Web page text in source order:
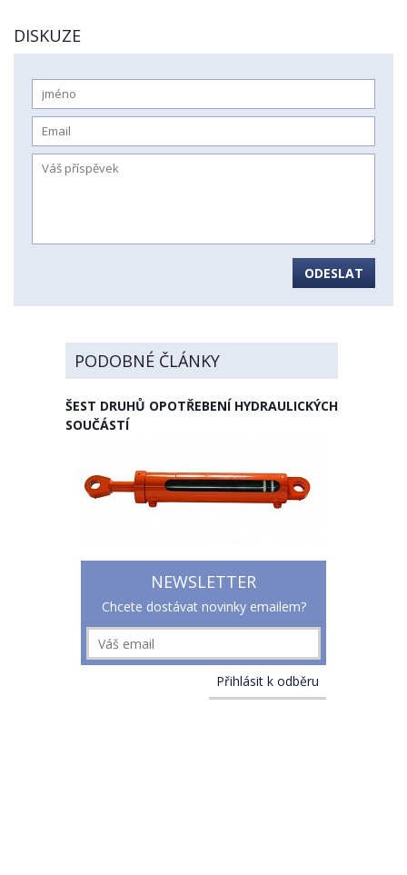
DISKUZE
ODESLAT
PODOBNÉ ČLÁNKY
ŠEST DRUHŮ OPOTŘEBENÍ HYDRAULICKÝCH
SOUČÁSTÍ
NEWSLETTER
Chcete dostávat novinky emailem?